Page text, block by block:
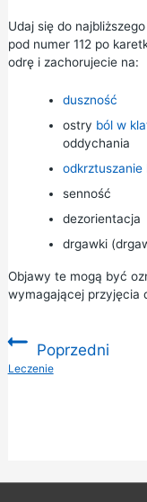
Udaj się do
pod numer 112 po
odrę i zachorujecie na:
duszność
ostry ból w
oddychania
odkrztuszanie
senność
dezorientacja
drgawki
Objawy te mogą być
wymagającej przyjęcia
Poprzedni
:Leczenie